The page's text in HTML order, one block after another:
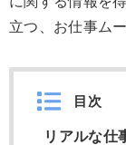
立つ、お仕事ム
目次
リアルな仕